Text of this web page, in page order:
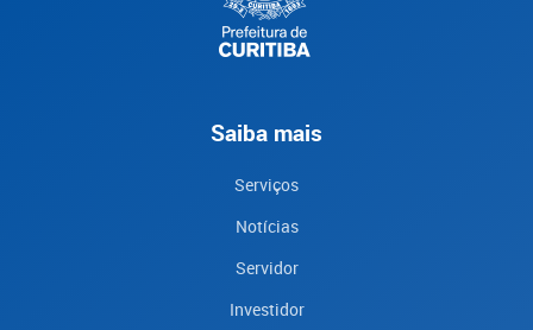
Saiba mais
Serviços
Notícias
Servidor
Investidor